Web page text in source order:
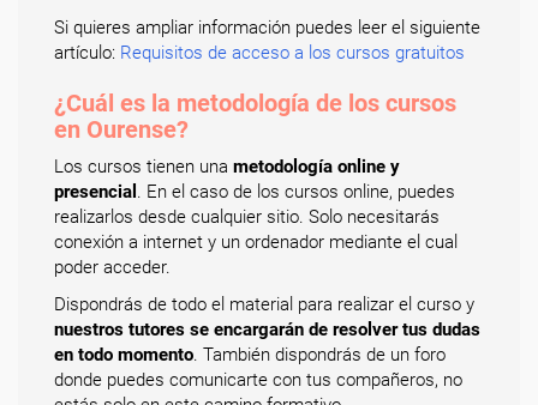
Si quieres ampliar información puedes leer el siguiente
artículo: Requisitos de acceso a los cursos gratuitos
¿Cuál es la metodología de los cursos
en Ourense?
Los cursos tienen una metodología online y
presencial . En el caso de los cursos online, puedes
realizarlos desde cualquier sitio. Solo necesitarás
conexión a internet y un ordenador mediante el cual
poder acceder.
Dispondrás de todo el material para realizar el curso y
nuestros tutores se encargarán de resolver tus dudas
en todo momento. También dispondrás de un foro
donde puedes comunicarte con tus compañeros, no